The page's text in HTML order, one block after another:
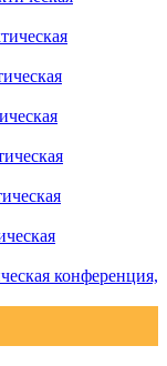
конференция,